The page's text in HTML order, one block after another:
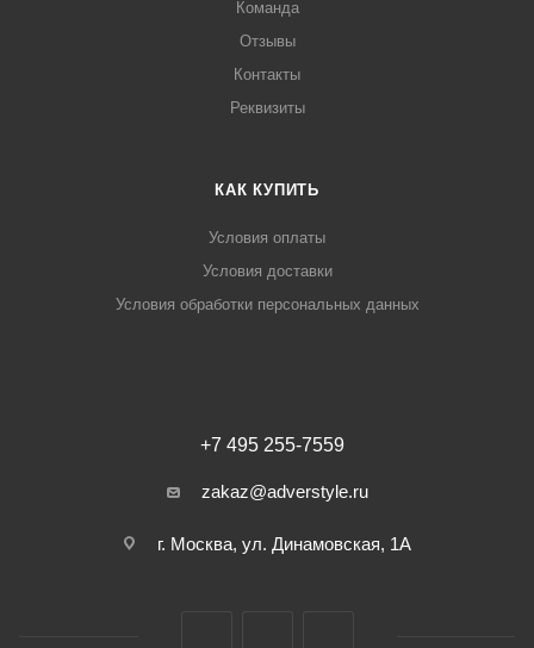
Команда
Отзывы
Контакты
Реквизиты
КАК КУПИТЬ
Условия оплаты
Условия доставки
Условия обработки персональных данных
+7 495 255-7559
zakaz@adverstyle.ru
г. Москва, ул. Динамовская, 1А